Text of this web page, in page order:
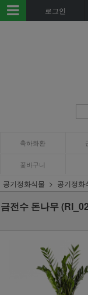
로그인
축하화환
꽃바구니
공기정화식물 공기정화
금전수 돈나무